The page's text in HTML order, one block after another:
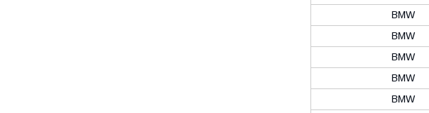
BMW
BMW
BMW
BMW
BMW